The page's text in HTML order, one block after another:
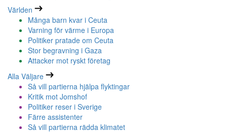
Världen
Många barn kvar i Ceuta
Varning för värme i Europa
Politiker pratade om Ceuta
Stor begravning i Gaza
Attacker mot ryskt företag
Alla Väljare
Så vill partierna hjälpa flyktingar
Kritik mot Jomshof
Politiker reser i Sverige
Färre assistenter
Så vill partierna rädda klimatet